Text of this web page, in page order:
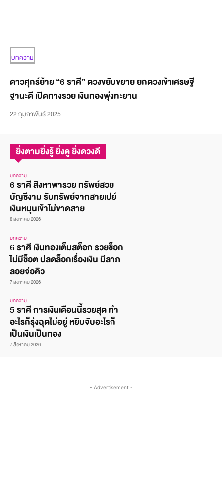
บทความ
ดาวศุกร์ย้าย “6 ราศี” ดวงขยับขยาย ยกดวงเข้าเศรษฐี
ฐานะดี เปิดทางรวย เงินทองพุ่งทะยาน
22 กุมภาพันธ์ 2025
ยิ่งตามยิ่งรู้ ยิ่งดู ยิ่งดวงดี
บทความ
6 ราศี สิงหาพารวย ทรัพย์สวย
บัญชีงาม รับทรัพย์จากสายเปย์
เงินหมุนเข้าไม่ขาดสาย
8 สิงหาคม 2026
บทความ
6 ราศี เงินทองเต็มสต็อก รวยช็อก
ไม่มีช็อต ปลดล็อกเรื่องเงิน มีลาภ
ลอยจ่อคิว
7 สิงหาคม 2026
บทความ
5 ราศี การเงินเดือนนี้รวยสุด ทำ
อะไรก็รุ่งฉุดไม่อยู่ หยิบจับอะไรก็
เป็นเงินเป็นทอง
7 สิงหาคม 2026
- Advertisement -